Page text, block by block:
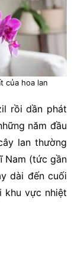
của hoa lan
rồi dần phát
năm đầu
lan thường
Nam (tức gần
dài đến cuối
khu vực nhiệt